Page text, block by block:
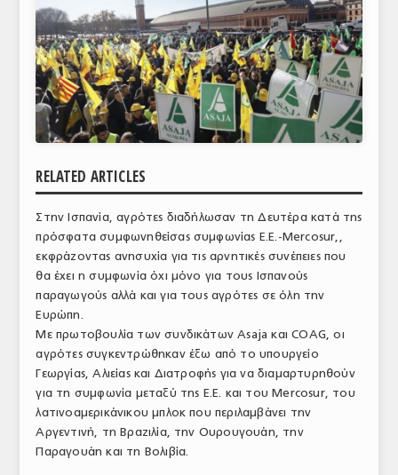
ΚΟΣΜΟΣ
ΕΙΔΗΣΕΙΣ
ΕΥΡΩΠΑΪΚΕΣ ΑΠΟΦΑΣΕΙΣ
ΘΕΜΑΤΑ
ΕΜΠΟΡΙΚΟΣ ΚΑΤΑΛΟΓΟΣ
ΠΑΡΑΓΩΓΗ & ΕΜΠΟΡΙΑ
ΣΦΑΓΕΙΑ
ΠΡΩΤΕΣ ΥΛΕΣ
ΥΠΗΡΕΣΙΕΣ
ΕΜΠΟΡΙΚΟΙ ΑΝΤΙΠΡΟΣΩΠΟΙ
ΝΟΜΟΘΕΣΙΑ
RELATED ARTICLES
Στην Ισπανία, αγρότες διαδήλωσαν τη Δευτέρα κατά της
πρόσφατα συμφωνηθείσας συμφωνίας Ε.Ε.-Mercosur,,
εκφράζοντας ανησυχία για τις αρνητικές συνέπειες που
θα έχει η συμφωνία όχι μόνο για τους Ισπανούς
παραγωγούς αλλά και για τους αγρότες σε όλη την
Ευρώπη.
Με πρωτοβουλία των συνδικάτων Asaja και COAG, οι
αγρότες συγκεντρώθηκαν έξω από το υπουργείο
Γεωργίας, Αλιείας και Διατροφής για να διαμαρτυρηθούν
για τη συμφωνία μεταξύ της Ε.Ε. και του Mercosur, του
λατινοαμερικάνικου μπλοκ που περιλαμβάνει την
Αργεντινή, τη Βραζιλία, την Ουρουγουάη, την
Παραγουάη και τη Βολιβία.